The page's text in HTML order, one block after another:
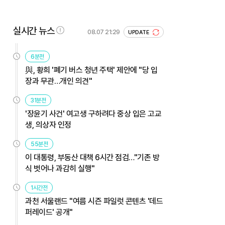
실시간 뉴스 08.07 21:29 UPDATE
6분전
與, 황희 '폐기 버스 청년 주택' 제안에 "당 입
장과 무관…개인 의견"
31분전
'장윤기 사건' 여고생 구하려다 중상 입은 고교
생, 의상자 인정
55분전
이 대통령, 부동산 대책 6시간 점검…"기존 방
식 벗어나 과감히 실행"
1시간전
과천 서울랜드 "여름 시즌 파일럿 콘텐츠 '데드
퍼레이드' 공개"